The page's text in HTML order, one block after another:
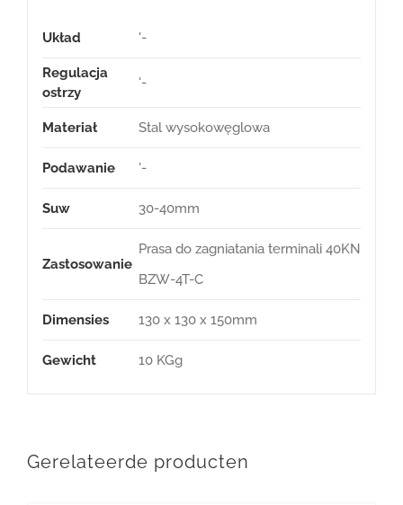
Układ '-
Regulacja
ostrzy
'-
Materiał Stal wysokowęglowa
Podawanie '-
Suw 30-40mm
Zastosowanie
Prasa do zagniatania terminali 40KN
BZW-4T-C
Dimensies 130 x 130 x 150mm
Gewicht 10 KGg
Gerelateerde producten